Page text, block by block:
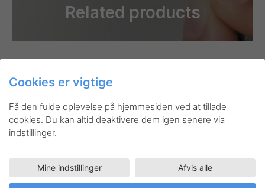
Related products
BL417R EnerGel Rollerball
EnerGel med hætte 0,7 mm
Stregbredde: 0,35 mm
Cookies er vigtige
Få den fulde oplevelse på hjemmesiden ved at tillade
cookies. Du kan altid deaktivere dem igen senere via
indstillinger.
Mine indstillinger Afvis alle